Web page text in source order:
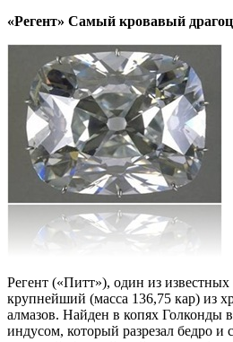
«Регент» Самый кровавый
Регент («Питт»), один из
крупнейший (масса 136,75 кар) из
алмазов. Найден в копях Голконды
индусом, который разрезал бедро и